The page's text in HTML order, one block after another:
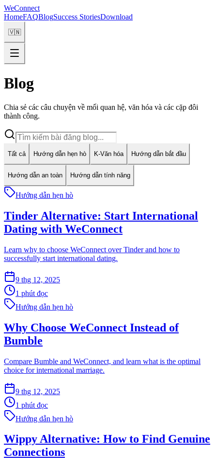
WeConnect
HomeFAQBlogSuccess StoriesDownload
🇻🇳
Blog
Chia sẻ các câu chuyện về mối quan hệ, văn hóa và các cặp đôi
thành công.
Tất cả Hướng dẫn hẹn hò K-Văn hóa Hướng dẫn bắt đầu
Hướng dẫn an toàn Hướng dẫn tính năng
Hướng dẫn hẹn hò
Tinder Alternative: Start International
Dating with WeConnect
Learn why to choose WeConnect over Tinder and how to
successfully start international dating.
9 thg 12, 2025
1 phút đọc
Hướng dẫn hẹn hò
Why Choose WeConnect Instead of
Bumble
Compare Bumble and WeConnect, and learn what is the optimal
choice for international marriage.
9 thg 12, 2025
1 phút đọc
Hướng dẫn hẹn hò
Wippy Alternative: How to Find Genuine
Connections